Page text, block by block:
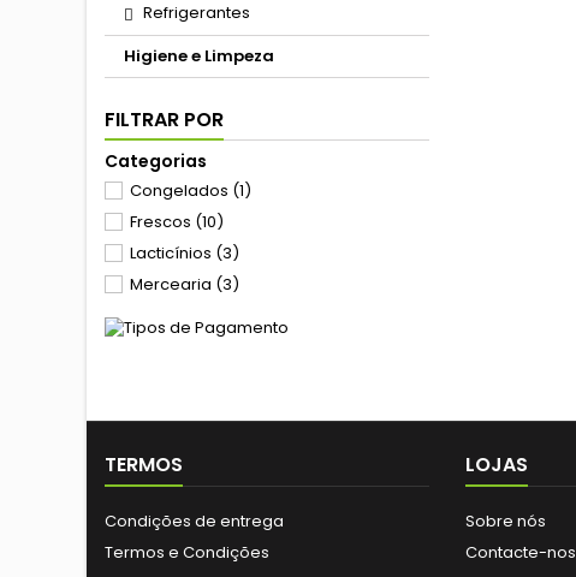
Refrigerantes
Higiene e Limpeza
FILTRAR POR
Categorias
Congelados (1)
Frescos (10)
Lacticínios (3)
Mercearia (3)
TERMOS
Condições de entrega
Termos e Condições
LOJAS
Sobre nós
Contacte-nos